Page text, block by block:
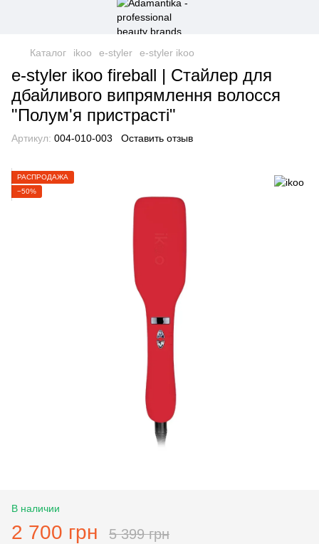
Каталог ikoo e-styler e-styler ikoo
e-styler ikoo fireball | Стайлер для
дбайливого випрямлення волосся
"Полум'я пристрасті"
Артикул: 004-010-003 Оставить отзыв
РАСПРОДАЖА
−50%
В наличии
2 700 грн 5 399 грн